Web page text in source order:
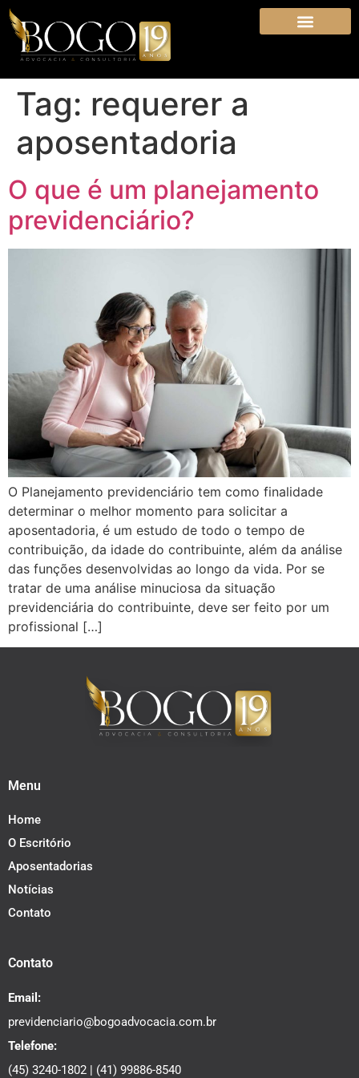
Tag: requerer a
aposentadoria
O que é um planejamento
previdenciário?
O Planejamento previdenciário tem como finalidade
determinar o melhor momento para solicitar a
aposentadoria, é um estudo de todo o tempo de
contribuição, da idade do contribuinte, além da análise
das funções desenvolvidas ao longo da vida. Por se
tratar de uma análise minuciosa da situação
previdenciária do contribuinte, deve ser feito por um
profissional […]
Menu
Home
O Escritório
Aposentadorias
Notícias
Contato
Contato
Email:
previdenciario@bogoadvocacia.com.br
Telefone:
(45) 3240-1802 | (41) 99886-8540